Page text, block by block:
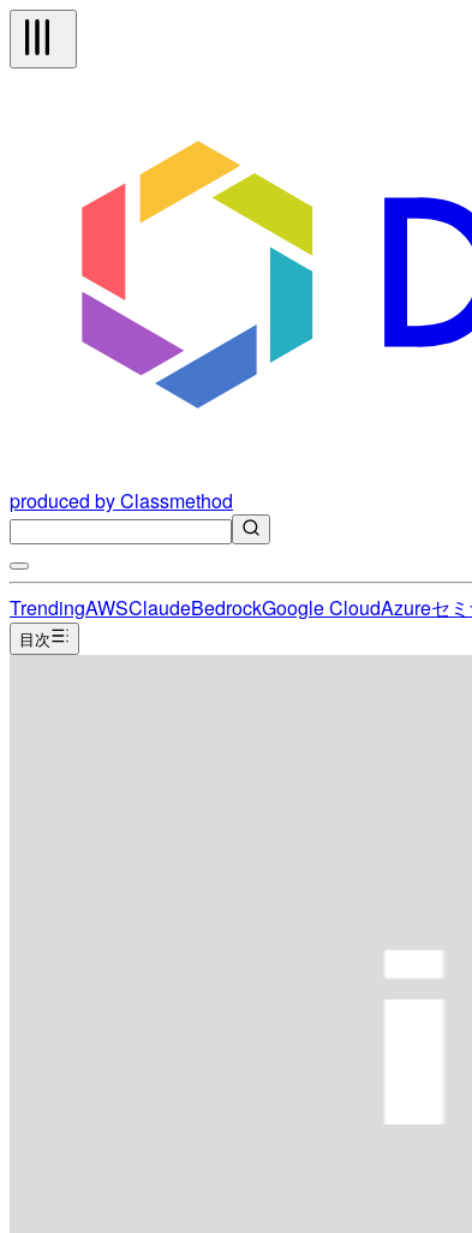
produced by Classmethod
TrendingAWSClaudeBedrockGoogle CloudAzureセ
目次